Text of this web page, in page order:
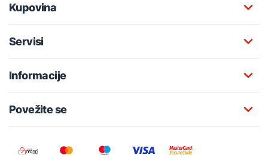
Kupovina
Servisi
Informacije
Povežite se